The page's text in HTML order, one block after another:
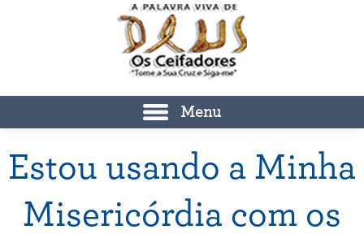
Menu
Estou usando a Minha
Misericórdia com os